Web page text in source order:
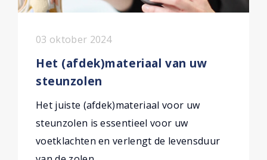
03 oktober 2024
Het (afdek)materiaal van uw
steunzolen
Het juiste (afdek)materiaal voor uw
steunzolen is essentieel voor uw
voetklachten en verlengt de levensduur